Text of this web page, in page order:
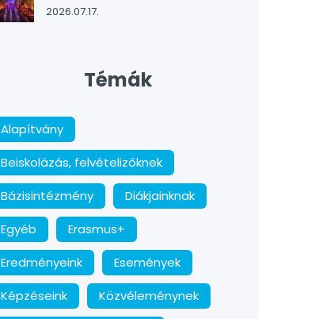
2026.07.17.
Témák
Alapítvány
Beiskolázás, felvételizőknek
Bázisintézmény
Diákjainknak
Egyéb
Erasmus+
Eredményeink
Események
Képzéseink
Közvéleménynek